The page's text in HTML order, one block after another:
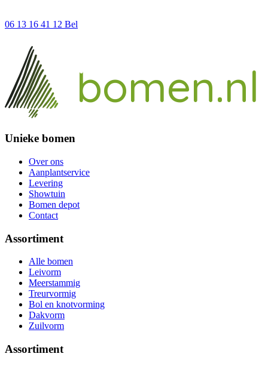
06 13 16 41 12 Bel
bomen.nl
un
Unieke bomen
Over ons
Aanplantservice
Levering
Showtuin
Bomen depot
Contact
Assortiment
Alle bomen
Leivorm
Meerstammig
Treurvormig
Bol en knotvorming
Dakvorm
Zuilvorm
Assortiment